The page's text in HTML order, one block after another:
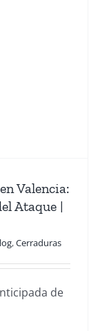
Valencia:
Ataque |
,Cerraduras
de